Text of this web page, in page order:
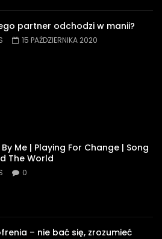
partner odchodzi w manii?
15 PAŹDZIERNIKA 2020
Me | Playing For Change | Song
The World
0
– nie bać się, zrozumieć